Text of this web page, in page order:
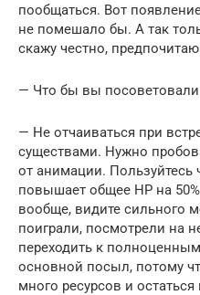
пообщаться. Вот
не помешало бы. А так
скажу честно,
— Что бы вы
— Не отчаиваться при
существами. Нужно
от анимации.
повышает общее HP на
вообще, видите сильного
поиграли, посмотрели на
переходить к
основной посыл, потому
много ресурсов и